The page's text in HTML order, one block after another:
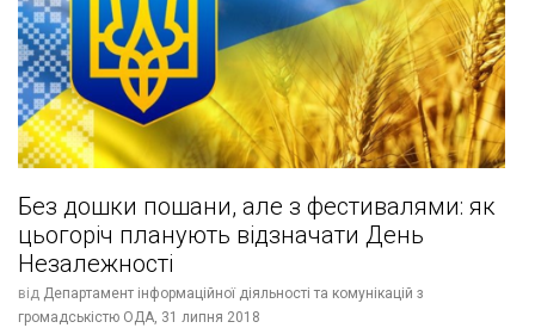
Без дошки пошани, але з фестивалями: як
цьогоріч планують відзначати День
Незалежності
від Департамент інформаційної діяльності та комунікацій з
громадськістю ОДА, 31 липня 2018